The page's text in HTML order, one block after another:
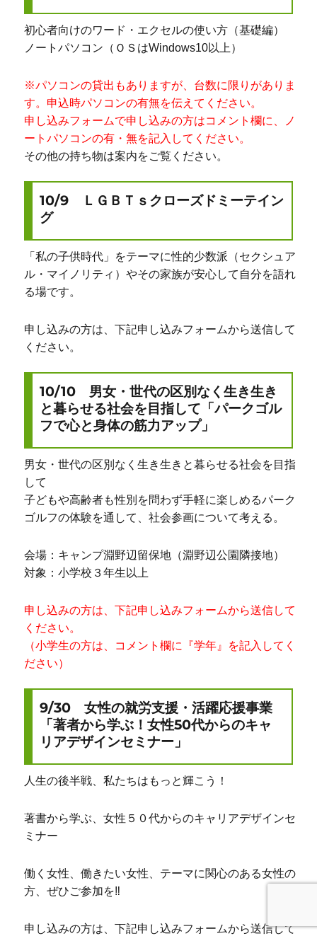
初心者向けのワード・エクセルの使い方（基礎編）
ノートパソコン（ＯＳはWindows10以上）
※パソコンの貸出もありますが、台数に限りがありま
す。申込時パソコンの有無を伝えてください。
申し込みフォームで申し込みの方はコメント欄に、ノ
ートパソコンの有・無を記入してください。
その他の持ち物は案内をご覧ください。
10/9 ＬＧＢＴｓクローズドミーテイン
グ
「私の子供時代」をテーマに性的少数派（セクシュア
ル・マイノリティ）やその家族が安心して自分を語れ
る場です。
申し込みの方は、下記申し込みフォームから送信して
ください。
10/10 男女・世代の区別なく生き生き
と暮らせる社会を目指して「パークゴル
フで心と身体の筋力アップ」
男女・世代の区別なく生き生きと暮らせる社会を目指
して
子どもや高齢者も性別を問わず手軽に楽しめるパーク
ゴルフの体験を通して、社会参画について考える。
会場：キャンプ淵野辺留保地（淵野辺公園隣接地）
対象：小学校３年生以上
申し込みの方は、下記申し込みフォームから送信して
ください。
（小学生の方は、コメント欄に『学年』を記入してく
ださい）
9/30 女性の就労支援・活躍応援事業
「著者から学ぶ！女性50代からのキャ
リアデザインセミナー」
人生の後半戦、私たちはもっと輝こう！
著書から学ぶ、女性５０代からのキャリアデザインセ
ミナー
働く女性、働きたい女性、テーマに関心のある女性の
方、ぜひご参加を‼
申し込みの方は、下記申し込みフォームから送信して